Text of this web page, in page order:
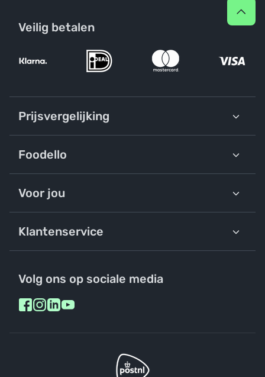
Veilig betalen
Prijsvergelijking
Foodello
Voor jou
Klantenservice
Volg ons op sociale media